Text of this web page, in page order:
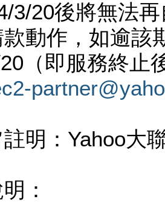
3/20後將無法
動作，如逾該
（即服務終止
明：Yahoo大
：